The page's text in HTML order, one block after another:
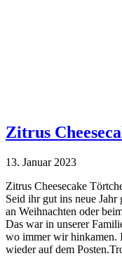
Zitrus
13. Januar 2023
Zitrus Cheesecake
Seid ihr gut ins neue
an Weihnachten oder
Das war in unserer
wo immer wir hinkamen.
wieder auf dem